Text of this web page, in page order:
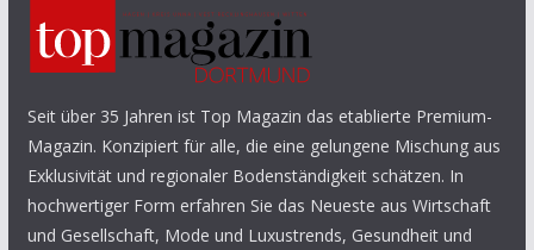
Seit über 35 Jahren ist Top Magazin das etablierte Premium-
Magazin. Konzipiert für alle, die eine gelungene Mischung aus
Exklusivität und regionaler Bodenständigkeit schätzen. In
hochwertiger Form erfahren Sie das Neueste aus Wirtschaft
und Gesellschaft, Mode und Luxustrends, Gesundheit und